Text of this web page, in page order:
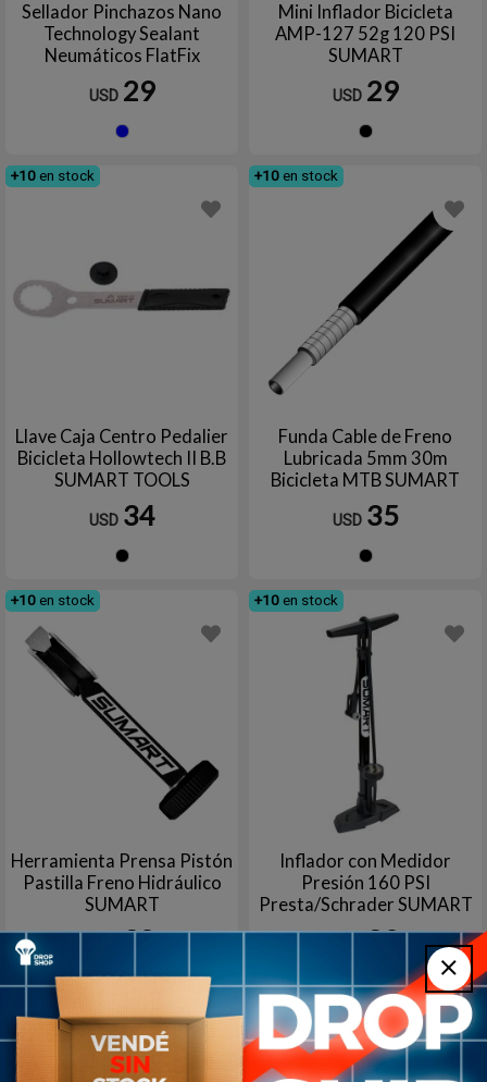
Sellador Pinchazos Nano
Technology Sealant
Neumáticos FlatFix
Bicicletas 400ml SUMART
TOOLS
USD 29
Mini Inflador Bicicleta
AMP-127 52g 120 PSI
SUMART
USD 29
+10 en stock
Llave Caja Centro Pedalier
Bicicleta Hollowtech II B.B
SUMART TOOLS
USD 34
+10 en stock
Funda Cable de Freno
Lubricada 5mm 30m
Bicicleta MTB SUMART
TOOLS
USD 35
+10 en stock
Herramienta Prensa Pistón
Pastilla Freno Hidráulico
SUMART
38
AzulNegro
RojoROSA
+10 en stock
Inflador con Medidor
Presión 160 PSI
Presta/Schrader SUMART
TOOLS
39
Negro
Agotado | sin fecha de arribo
Aún no está disponible
+10en stock